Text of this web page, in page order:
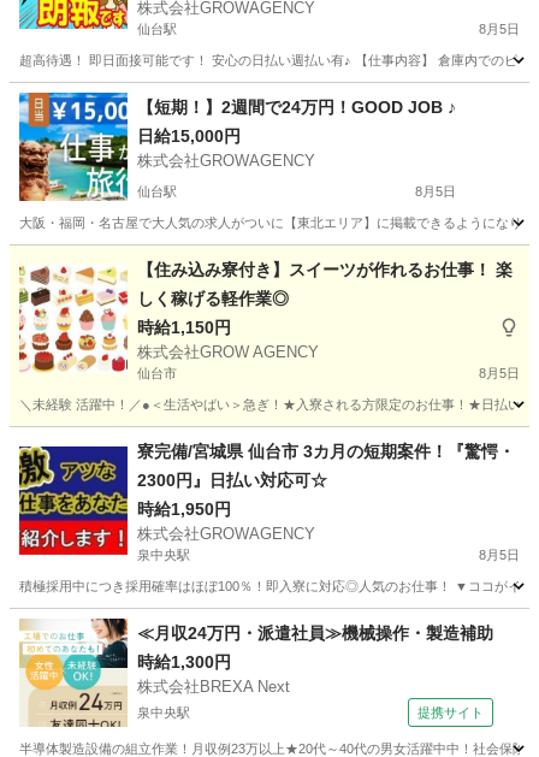
株式会社GROWAGENCY
仙台駅 8月5日
超高待遇！ 即日面接可能です！ 安心の日払い週払い有♪ 【仕事内容】 倉庫内でのピ
宮城 仙台市 仙台駅 軽作業 時給
【短期！】2週間で24万円！GOOD JOB ♪
日給15,000円
株式会社GROWAGENCY
仙台駅 8月5日
大阪・福岡・名古屋で大人気の求人がついに【東北エリア】に掲載できるようになり
仙台駅 軽作業
【住み込み寮付き】スイーツが作れるお仕事！ 楽
しく稼げる軽作業◎
時給1,150円
株式会社GROW AGENCY
仙台市 8月5日
＼未経験 活躍中！／●＜生活やばい＞急ぎ！★入寮される方限定のお仕事！★日払い
工場 住み込み
寮完備/宮城県 仙台市 3カ月の短期案件！『驚愕・
2300円』日払い対応可☆
時給1,950円
株式会社GROWAGENCY
泉中央駅 8月5日
積極採用中につき採用確率はほぼ100％！即入寮に対応◎人気のお仕事！ ▼ココがイ
宮城 仙台市 泉中央駅 その他 時給
≪月収24万円・派遣社員≫機械操作・製造補助
時給1,300円
株式会社BREXA Next
泉中央駅 提携サイト
半導体製造設備の組立作業！月収例23万以上★20代～40代の男女活躍中中！社会保